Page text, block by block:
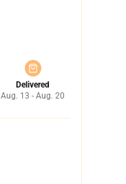
Delivered
Aug. 13 - Aug. 20